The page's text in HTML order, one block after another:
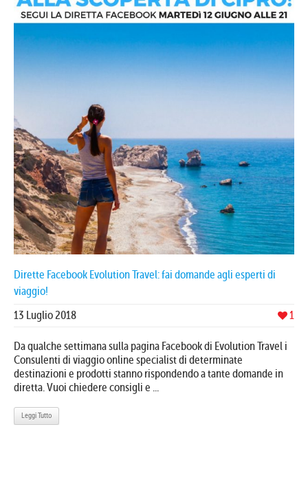
Dirette Facebook Evolution Travel: fai domande agli esperti di
viaggio!
1
13 Luglio 2018
Da qualche settimana sulla pagina Facebook di Evolution Travel i
Consulenti di viaggio online specialist di determinate
destinazioni e prodotti stanno rispondendo a tante domande in
diretta. Vuoi chiedere consigli e ...
Leggi Tutto